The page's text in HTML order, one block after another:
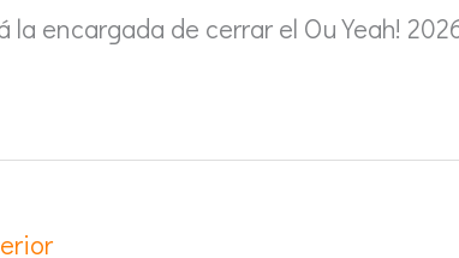
la encargada de cerrar el Ou Yeah!